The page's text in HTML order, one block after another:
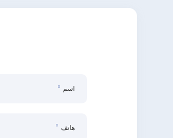
اسم
هاتف